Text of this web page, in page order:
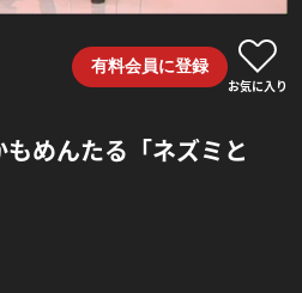
有料会員に登録
お気に入り
もめんたる「ネズミと